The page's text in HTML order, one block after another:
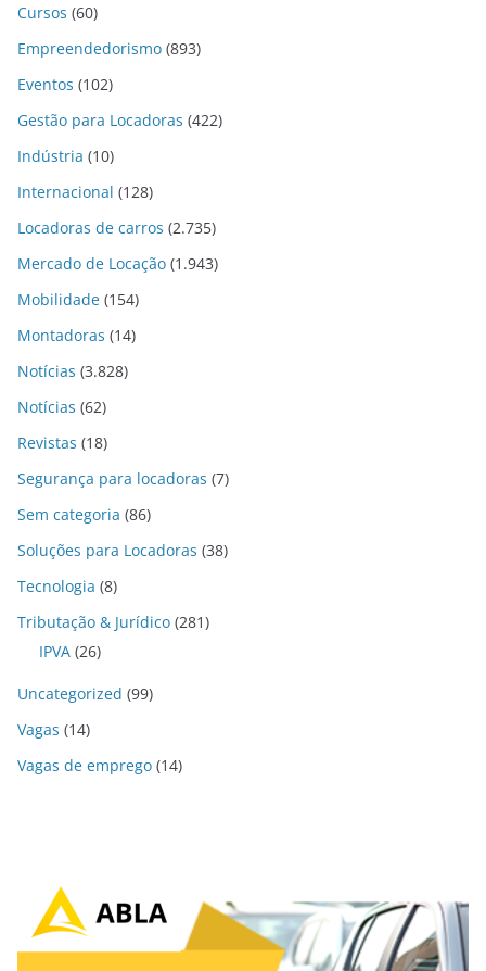
Cursos (60)
Empreendedorismo (893)
Eventos (102)
Gestão para Locadoras (422)
Indústria (10)
Internacional (128)
Locadoras de carros (2.735)
Mercado de Locação (1.943)
Mobilidade (154)
Montadoras (14)
Notícias (3.828)
Notícias (62)
Revistas (18)
Segurança para locadoras (7)
Sem categoria (86)
Soluções para Locadoras (38)
Tecnologia (8)
Tributação & Jurídico (281)
IPVA (26)
Uncategorized (99)
Vagas (14)
Vagas de emprego (14)